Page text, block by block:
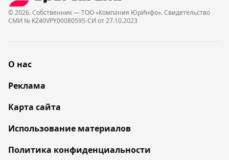
© 2026. Собственник — ТОО «Компания ЮрИнфо». Cвидетельство
СМИ № KZ40VPY00080595-СИ от 27.10.2023
О нас
Реклама
Карта сайта
Использование материалов
Политика конфиденциальности